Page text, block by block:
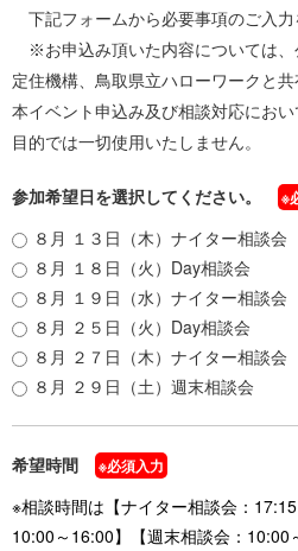
住まい
暮らし LIFE
移住者インタビュー
新着情報 NEWS
ご相談
資料の
下記フォームから必要事項のご入力
※お申込み頂いた内容については、
定住機構、鳥取県立ハローワークと共
本イベント申込み及び相談対応にお
目的では一切使用いたしません。
参加希望日を選択してください。 ※
８月 １３日（木）ナイター相談会
８月 １８日（火）Day相談会
８月 １９日（水）ナイター相談会
８月 ２５日（火）Day相談会
８月 ２７日（木）ナイター相談会
８月 ２９日（土）週末相談会
希望時間 ※必須入力
※相談時間は【ナイター相談会：
10:00～16:00】【週末相談会：10:00